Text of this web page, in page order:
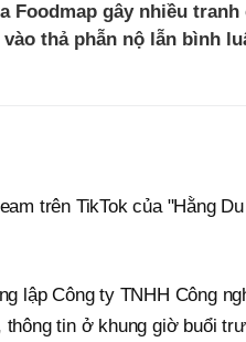
Foodmap gây nhiều
thả phẫn nộ lẫn bình
trên TikTok của "Hằng
lập Công ty TNHH Công
tin ở khung giờ buổi